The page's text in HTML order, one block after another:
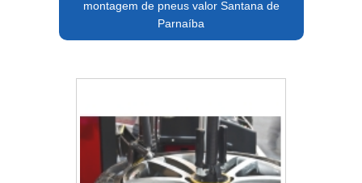
montagem de pneus valor Santana de
Parnaíba